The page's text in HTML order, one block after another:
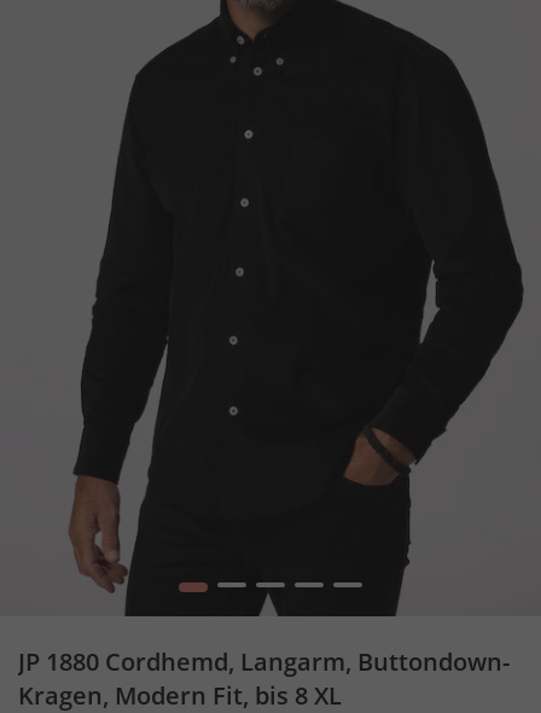
1 2 3 4 5
JP 1880 Cordhemd, Langarm, Buttondown-
Kragen, Modern Fit, bis 8 XL